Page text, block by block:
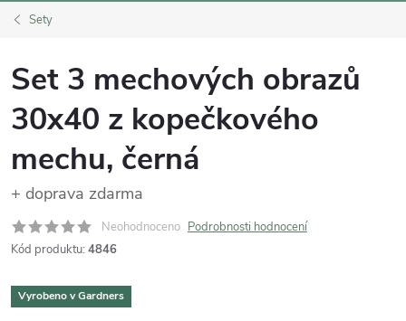
Sety
Set 3 mechových obrazů
30x40 z kopečkového
mechu, černá
+ doprava zdarma
Neohodnoceno Podrobnosti hodnocení
Kód produktu: 4846
Vyrobeno v Gardners